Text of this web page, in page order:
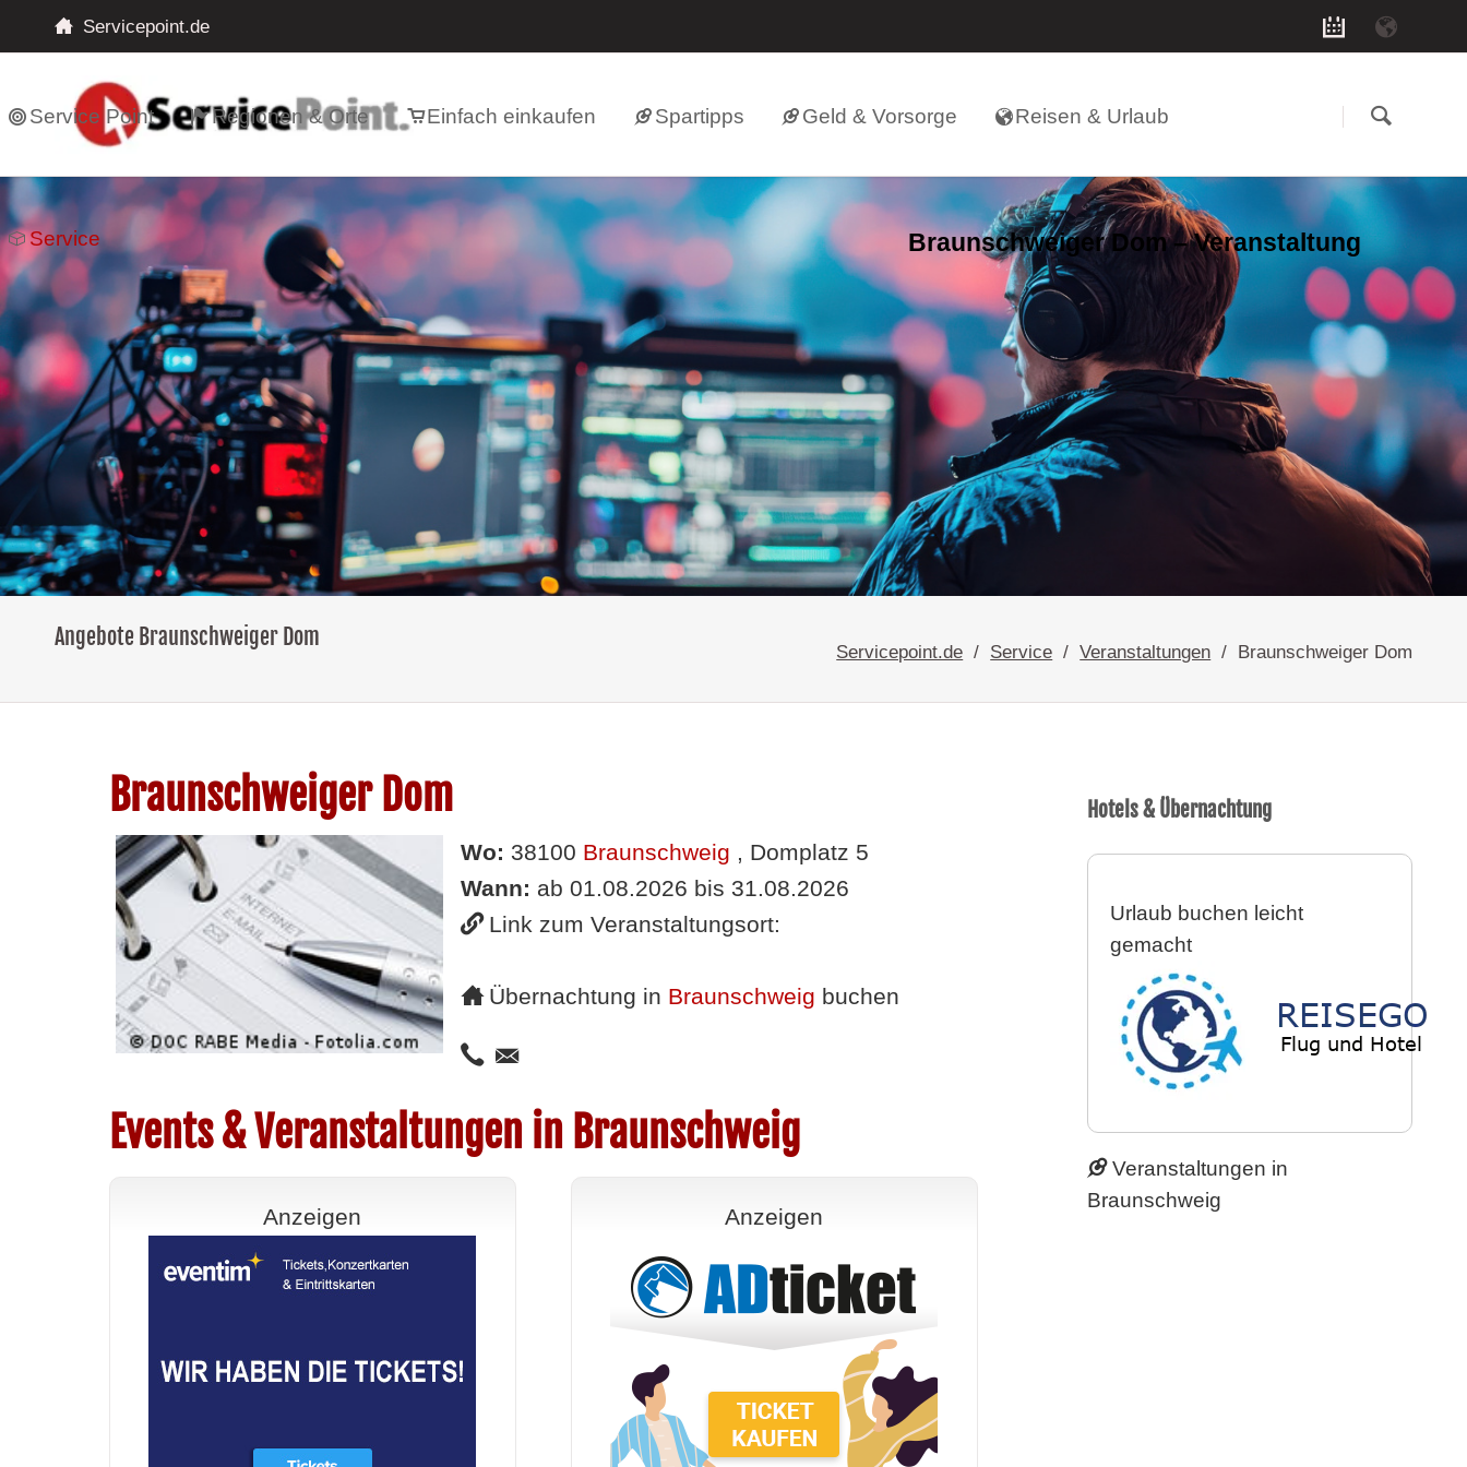
Servicepoint.de
Service Point Regionen & Orte Einfach einkaufen Spartipps Geld & Vorsorge Reisen & Urlaub
Service Braunschweiger Dom – Veranstaltung
Angebote Braunschweiger Dom
Servicepoint.de Service Veranstaltungen Braunschweiger Dom
Braunschweiger Dom
Wo: 38100 Braunschweig , Domplatz 5
Wann: ab 01.08.2026 bis 31.08.2026
Link zum Veranstaltungsort:
Übernachtung in Braunschweig buchen
Events & Veranstaltungen in Braunschweig
Anzeigen Anzeigen
Hotels & Übernachtung
Urlaub buchen leicht
gemacht
Veranstaltungen in
Braunschweig